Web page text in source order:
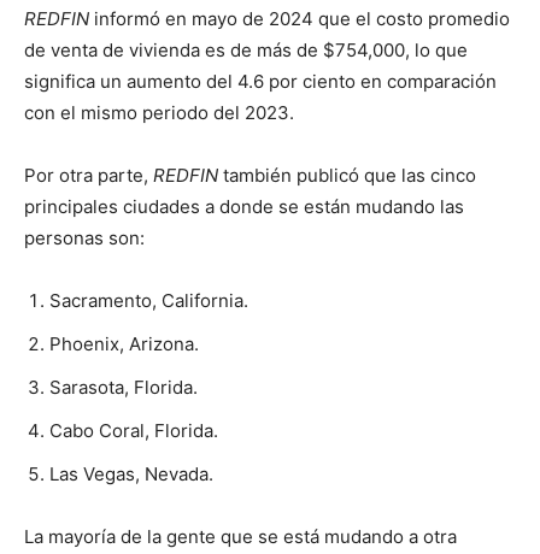
REDFIN informó en mayo de 2024 que el costo promedio
de venta de vivienda es de más de $754,000, lo que
significa un aumento del 4.6 por ciento en comparación
con el mismo periodo del 2023.
Por otra parte, REDFIN también publicó que las cinco
principales ciudades a donde se están mudando las
personas son:
Sacramento, California.
Phoenix, Arizona.
Sarasota, Florida.
Cabo Coral, Florida.
Las Vegas, Nevada.
La mayoría de la gente que se está mudando a otra